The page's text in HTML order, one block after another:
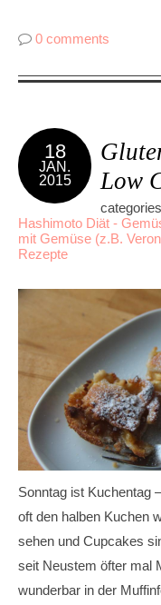
0 comments
18
JAN.
2015
Low
Hashimoto Diät -
mit Gemüse (z.B.
Rezepte
Sonntag ist Kuchentag
oft den halben Kuchen
sehen und Cupcakes
seit Neustem öfter mal
wunderbar in der